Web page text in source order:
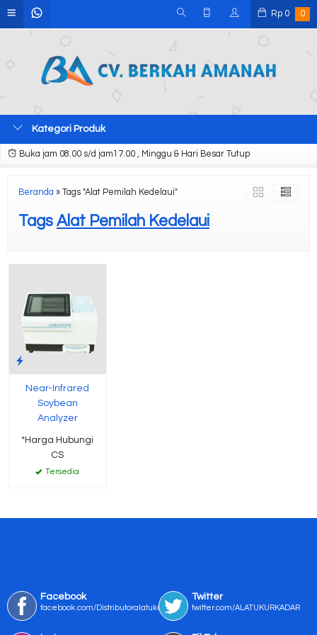
Rp 0 0
Kategori Produk
Buka jam 08.00 s/d jam17.00 , Minggu & Hari Besar Tutup
Beranda » Tags "Alat Pemilah Kedelaui"
Tags Alat Pemilah Kedelaui
Near-Infrared
Soybean
Analyzer
*Harga Hubungi
CS
Tersedia
Facebook
facebook.com/Distributoralatukur
Twitter
twitter.com/ALATUKURKADAR